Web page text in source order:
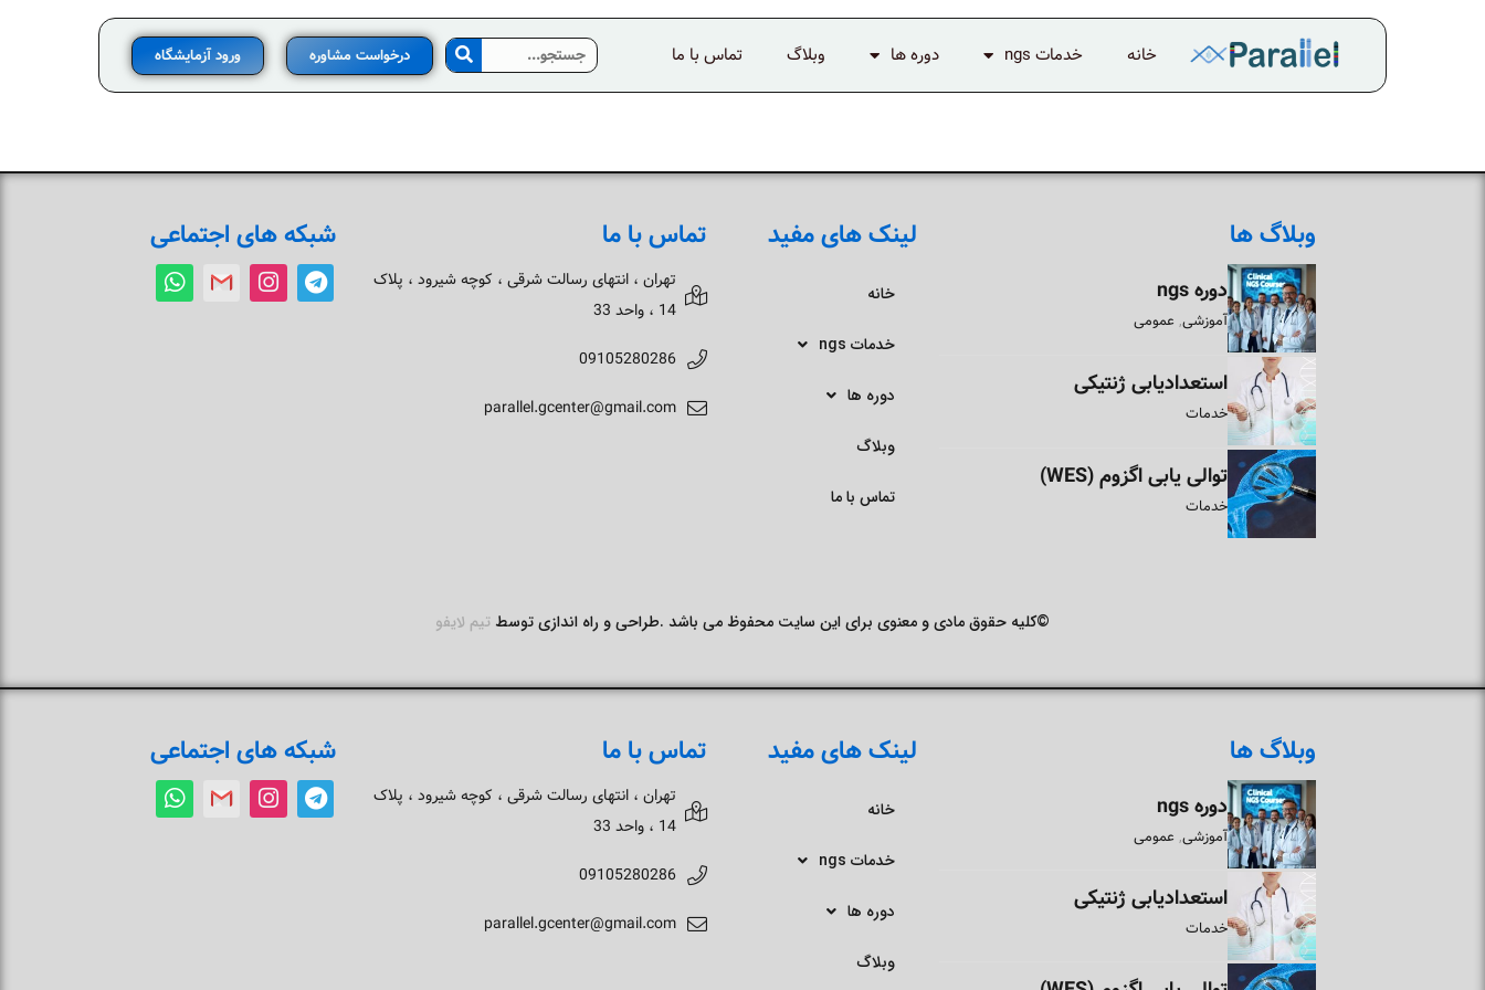
خانه خدمات ngs دوره ها وبلاگ تماس با ما درخواست مشاوره ورود آزمایشگاه
وبلاگ ها
دوره ngs
آموزشی, عمومی
استعدادیابی ژنتیکی
خدمات
توالی یابی اگزوم (WES)
خدمات
لینک های مفید
خانه
خدمات ngs
دوره ها
وبلاگ
تماس با ما
تماس با ما
تهران ، انتهای رسالت شرقی ، کوچه شیرود ، پلاک
14 ، واحد 33
09105280286
parallel.gcenter@gmail.com
شبکه های اجتماعی
©کلیه حقوق مادی و معنوی برای این سایت محفوظ می باشد .طراحی و راه اندازی توسط تیم لایفو
وبلاگ ها
دوره ngs
آموزشی, عمومی
استعدادیابی ژنتیکی
خدمات
لینک های مفید
خانه
خدمات ngs
دوره ها
وبلاگ
تماس با ما
تهران ، انتهای رسالت شرقی ، کوچه شیرود ، پلاک
14 ، واحد 33
09105280286
parallel.gcenter@gmail.com
شبکه های اجتماعی